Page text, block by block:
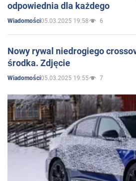
odpowiednia dla każdego
Wiadomości05.03.2025 19:58 6
Nowy rywal niedrogiego
środka. Zdjęcie
Wiadomości05.03.2025 19:55 7